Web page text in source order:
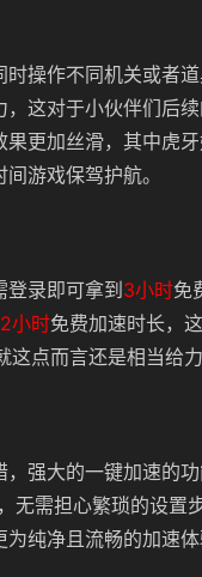
操作不同机关或者
这对于小伙伴们后
更加丝滑，其中虎
游戏保驾护航。
登录即可拿到 3小时免
小时免费加速时长，
点而言还是相当给力
强大的一键加速的
需担心繁琐的设置步
纯净且流畅的加速体